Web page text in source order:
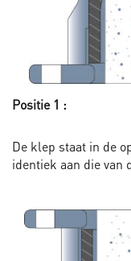
Positie 1 :
De klep staat in de
identiek aan die van